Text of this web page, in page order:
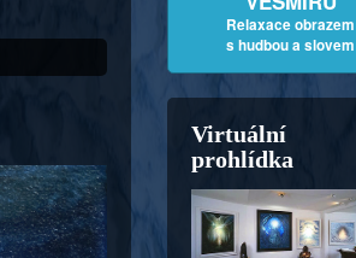
Relaxace obrazem
s hudbou a slovem
Virtuální
prohlídka